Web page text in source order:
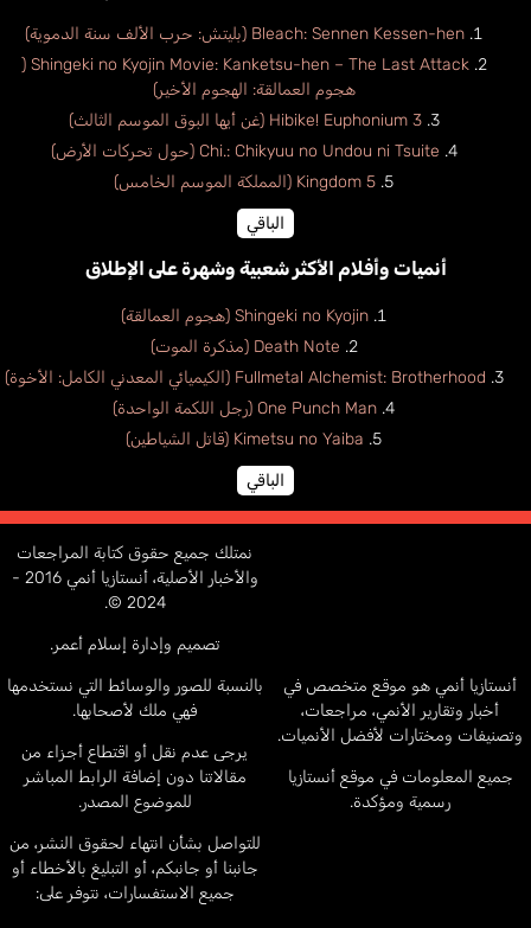
Bleach: Sennen Kessen-hen (بليتش: حرب الألف سنة الدموية)
Shingeki no Kyojin Movie: Kanketsu-hen – The Last Attack (
هجوم العمالقة: الهجوم الأخير)
Hibike! Euphonium 3 (غن أيها البوق الموسم الثالث)
Chi.: Chikyuu no Undou ni Tsuite (حول تحركات الأرض)
Kingdom 5 (المملكة الموسم الخامس)
الباقي
أنميات وأفلام الأكثر شعبية وشهرة على الإطلاق
Shingeki no Kyojin (هجوم العمالقة)
Death Note (مذكرة الموت)
Fullmetal Alchemist: Brotherhood (الكيميائي المعدني الكامل: الأخوة)
One Punch Man (رجل اللكمة الواحدة)
Kimetsu no Yaiba (قاتل الشياطين)
الباقي
أنستازيا أنمي هو موقع متخصص في
أخبار وتقارير الأنمي، مراجعات،
وتصنيفات ومختارات لأفضل الأنميات.
جميع المعلومات في موقع أنستازيا
رسمية ومؤكدة.
نمتلك جميع حقوق كتابة المراجعات
والأخبار الأصلية، أنستازيا أنمي 2016 -
2024 ©.
تصميم وإدارة إسلام أعمر.
بالنسبة للصور والوسائط التي نستخدمها
فهي ملك لأصحابها.
يرجى عدم نقل أو اقتطاع أجزاء من
مقالاتنا دون إضافة الرابط المباشر
للموضوع المصدر.
للتواصل بشأن انتهاء لحقوق النشر، من
جانبنا أو جانبكم، أو التبليغ بالأخطاء أو
جميع الاستفسارات، نتوفر على: